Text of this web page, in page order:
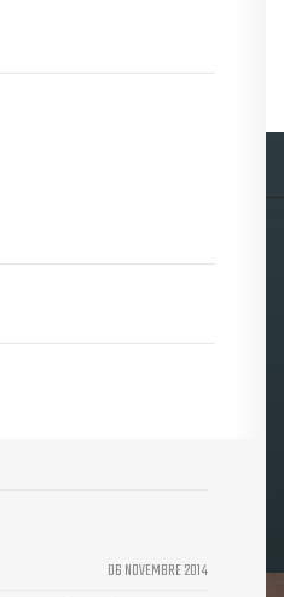
06 NOVEMBRE 2014